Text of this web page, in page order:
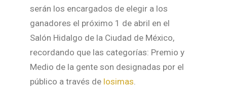
serán los encargados de elegir a los
ganadores el próximo 1 de abril en el
Salón Hidalgo de la Ciudad de México,
recordando que las categorías: Premio y
Medio de la gente son designadas por el
público a través de losimas.